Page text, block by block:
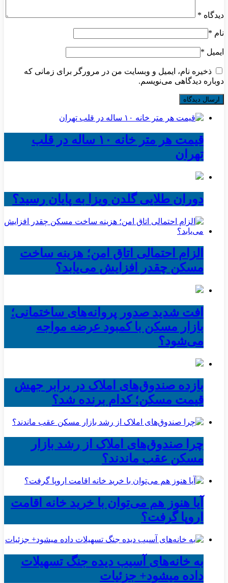
دیدگاه *
نام *
ایمیل *
ذخیره نام، ایمیل و وبسایت من در مرورگر برای زمانی که
دوباره دیدگاهی می‌نویسم.
قیمت هر متر خانه ۱۰ ساله در قلب
تهران
دوران طلایی گلدن ویزا به پایان رسید؟
الزام احتمالی اتاق امن؛ هزینه ساخت
مسکن چقدر افزایش می‌یابد؟
افت شدید صدور پروانه‌های ساختمانی؛
بازار مسکن با کمبود عرضه مواجه
می‌شود؟
بازده صندوق‌های املاک در برابر جهش
قیمت مسکن؛ کدام برنده شد؟
چرا صندوق‌های املاک از رشد بازار
مسکن عقب ماندند؟
آیا هنوز هم می‌توان با خرید خانه اقامت
اروپا گرفت؟
به خانه‌های آسیب دیده جنگ تسهیلات
داده میشود+ جزئیات